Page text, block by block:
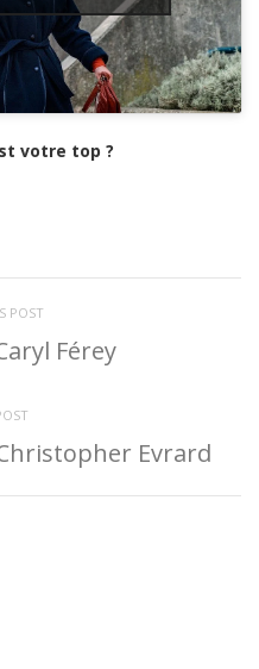
votre top ?
POST
Férey
Evrard